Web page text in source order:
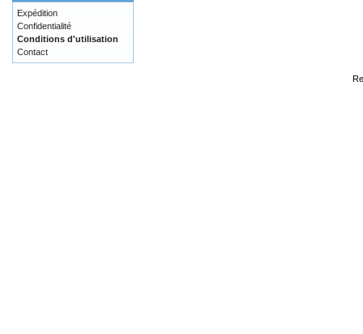
Expédition
Confidentialité
Conditions d'utilisation
Contact